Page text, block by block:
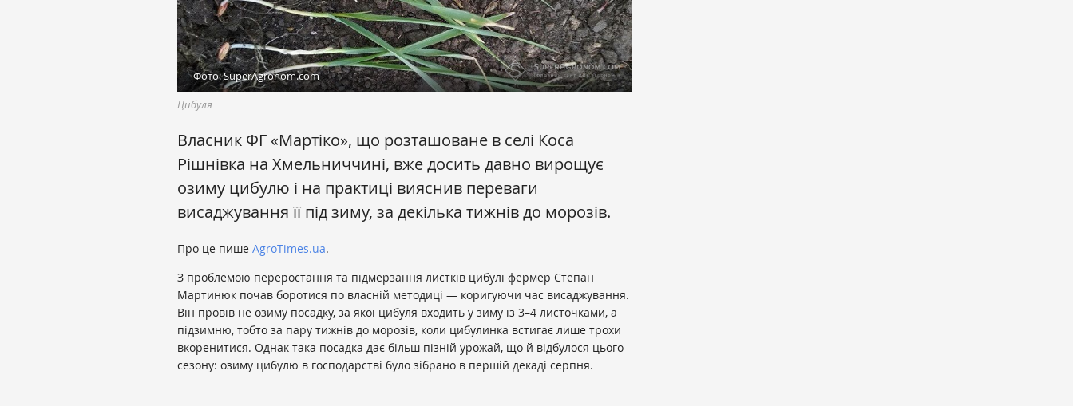
Фото: SuperAgronom.com
Цибуля
Власник ФГ «Мартіко», що розташоване в селі Коса
Рішнівка на Хмельниччині, вже досить давно вирощує
озиму цибулю і на практиці вияснив переваги
висаджування її під зиму, за декілька тижнів до морозів.
Про це пише AgroTimes.ua.
З проблемою переростання та підмерзання листків цибулі фермер Степан
Мартинюк почав боротися по власній методиці — коригуючи час висаджування.
Він провів не озиму посадку, за якої цибуля входить у зиму із 3–4 листочками, а
підзимню, тобто за пару тижнів до морозів, коли цибулинка встигає лише трохи
вкоренитися. Однак така посадка дає більш пізній урожай, що й відбулося цього
сезону: озиму цибулю в господарстві було зібрано в першій декаді серпня.